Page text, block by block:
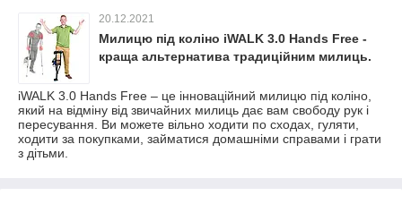
20.12.2021
Милицю під коліно iWALK 3.0 Hands Free -
краща альтернатива традиційним милиць.
iWALK 3.0 Hands Free – це інноваційний милицю під коліно,
який на відміну від звичайних милиць дає вам свободу рук і
пересування. Ви можете вільно ходити по сходах, гуляти,
ходити за покупками, займатися домашніми справами і грати
з дітьми.